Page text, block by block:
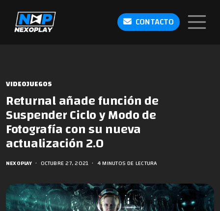
CONTACTO
VIDEOJUEGOS
Returnal añade función de
Suspender Ciclo y Modo de
Fotografía con su nueva
actualización 2.0
NEXOPLAY • OCTUBRE 27, 2021 • 4 MINUTOS DE LECTURA